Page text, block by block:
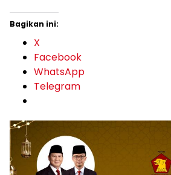
Bagikan ini:
X
Facebook
WhatsApp
Telegram